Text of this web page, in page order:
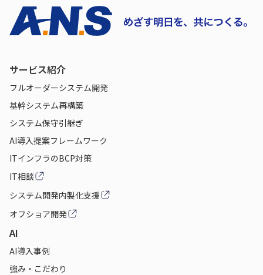
サービス紹介
フルオーダーシステム開発
基幹システム再構築
システム保守引継ぎ
AI導入提案フレームワーク
ITインフラのBCP対策
IT相談
システム開発内製化支援
オフショア開発
AI
AI導入事例
強み・こだわり